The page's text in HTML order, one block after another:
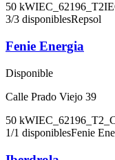
50 kWIEC_62196_T2
3/3 disponiblesRepsol
Fenie Energia
Disponible
Calle Prado Viejo 39
50 kW
1/1 disponiblesFenie